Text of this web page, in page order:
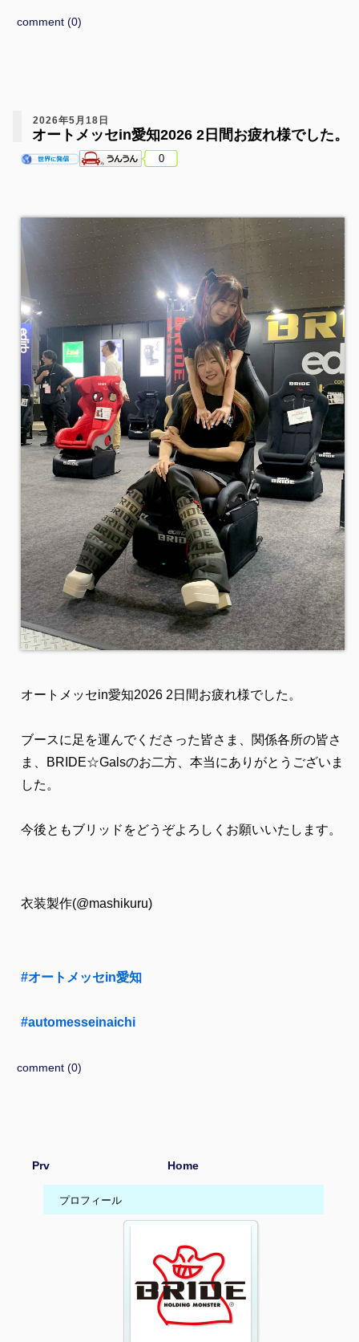
comment (0)
2026年5月18日
オートメッセin愛知2026 2日間お疲れ様でした。
0
オートメッセin愛知2026 2日間お疲れ様でした。
ブースに足を運んでくださった皆さま、関係各所の皆さ
ま、BRIDE☆Galsのお二方、本当にありがとうございま
した。
今後ともブリッドをどうぞよろしくお願いいたします。
衣装製作(@mashikuru)
#オートメッセin愛知
#automesseinaichi
comment (0)
Prv Home
プロフィール